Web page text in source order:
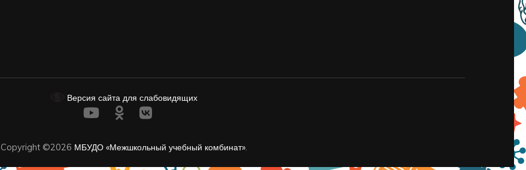
Версия сайта для слабовидящих
Copyright ©2026 МБУДО «Межшкольный учебный комбинат»